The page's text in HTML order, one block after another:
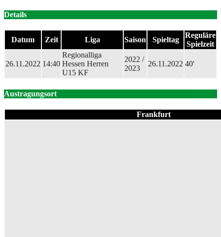
Details
Datum Zeit Liga Saison Spieltag
Reguläre
Spielzeit
26.11.2022 14:40
Regionalliga
Hessen Herren
U15 KF
2022 /
2023
26.11.2022 40'
Austragungsort
Frankfurt